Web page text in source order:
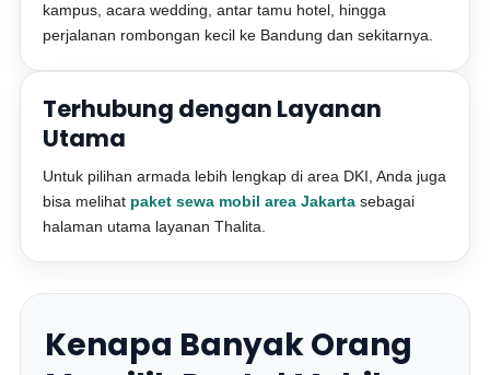
kampus, acara wedding, antar tamu hotel, hingga
perjalanan rombongan kecil ke Bandung dan sekitarnya.
Terhubung dengan Layanan
Utama
Untuk pilihan armada lebih lengkap di area DKI, Anda juga
bisa melihat paket sewa mobil area Jakarta sebagai
halaman utama layanan Thalita.
Kenapa Banyak Orang